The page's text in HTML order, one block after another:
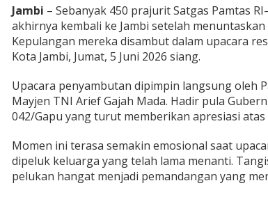
r
a
j
u
r
t
Y
o
n
f
1
4
2
Jambi – Sebanyak 450 prajurit Satgas Pamtas
akhirnya kembali ke Jambi setelah
Kepulangan mereka disambut dalam upacara
Kota Jambi, Jumat, 5 Juni 2026 siang.
Upacara penyambutan dipimpin langsung oleh
Mayjen TNI Arief Gajah Mada. Hadir pula
042/Gapu yang turut memberikan apresiasi
Momen ini terasa semakin emosional saat
dipeluk keluarga yang telah lama menanti.
pelukan hangat menjadi pemandangan yang